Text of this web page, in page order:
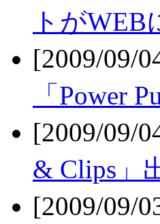
トが
[2009/09/
「Power
[2009/09/
& Clips」
[2009/09/